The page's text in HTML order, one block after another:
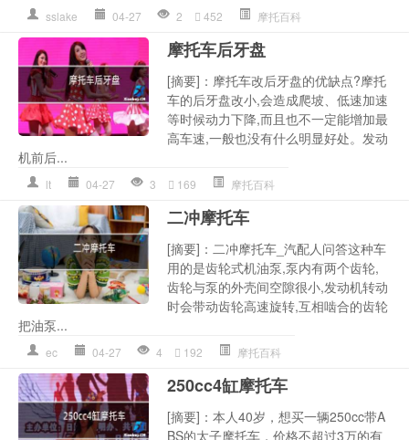
sslake 04-27 2 452 摩托百科
摩托车后牙盘
[摘要]：摩托车改后牙盘的优缺点?摩托
车的后牙盘改小,会造成爬坡、低速加速
等时候动力下降,而且也不一定能增加最
高车速,一般也没有什么明显好处。发动
机前后...
lt 04-27 3 169 摩托百科
二冲摩托车
[摘要]：二冲摩托车_汽配人问答这种车
用的是齿轮式机油泵,泵内有两个齿轮,
齿轮与泵的外壳间空隙很小,发动机转动
时会带动齿轮高速旋转,互相啮合的齿轮
把油泵...
ec 04-27 4 192 摩托百科
250cc4缸摩托车
[摘要]：本人40岁，想买一辆250cc带A
BS的太子摩托车，价格不超过3万的有